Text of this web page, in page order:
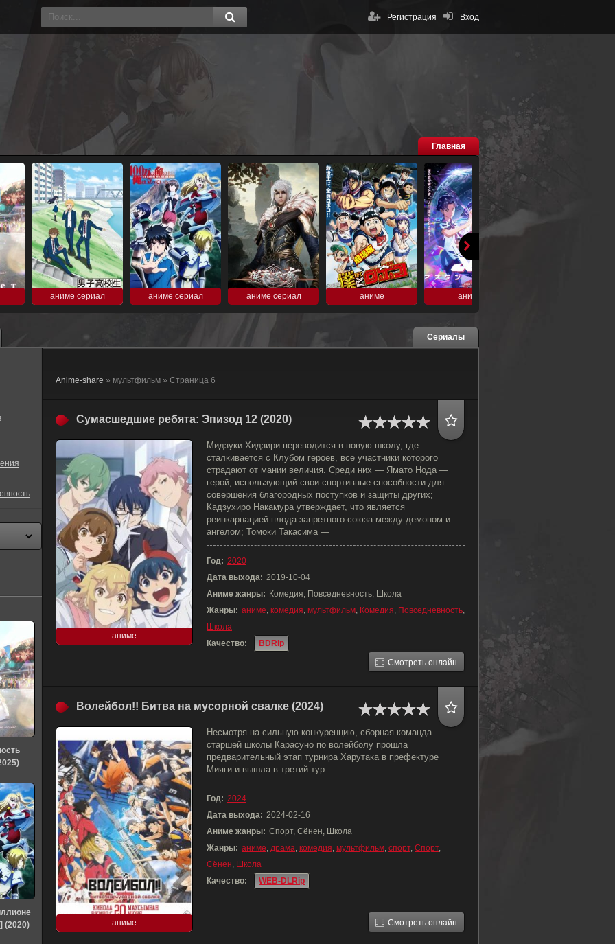
Вход
Регистрация
Главная
аниме сериал аниме сериал аниме сериал аниме аниме
Сериалы
Anime-share » мультфильм » Страница 6
Сумасшедшие ребята: Эпизод 12 (2020)
аниме
Мидзуки Хидзири переводится в новую школу, где
сталкивается с Клубом героев, все участники которого
страдают от мании величия. Среди них — Ямато Нода —
герой, использующий свои спортивные способности для
совершения благородных поступков и защиты других;
Кадзухиро Накамура утверждает, что является
реинкарнацией плода запретного союза между демоном и
ангелом; Томоки Такасима —
Год: 2020
Дата выхода: 2019-10-04
Аниме жанры: Комедия, Повседневность, Школа
Жанры: аниме, комедия, мультфильм, Комедия, Повседневность,
Школа
Качество:
BDRip
Смотреть онлайн
Волейбол!! Битва на мусорной свалке (2024)
аниме
Несмотря на сильную конкуренцию, сборная команда
старшей школы Карасуно по волейболу прошла
предварительный этап турнира Харутака в префектуре
Мияги и вышла в третий тур.
Год: 2024
Дата выхода: 2024-02-16
Аниме жанры: Спорт, Сёнен, Школа
Жанры: аниме, драма, комедия, мультфильм, спорт, Спорт,
Сёнен, Школа
Качество:
WEB-DLRip
Смотреть онлайн
(2020)